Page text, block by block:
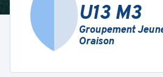
U13 M3
Groupement
Oraison